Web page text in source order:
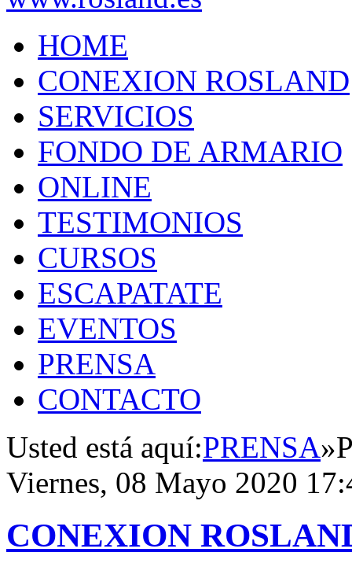
HOME
CONEXION ROSLAND
SERVICIOS
FONDO DE ARMARIO
ONLINE
TESTIMONIOS
CURSOS
ESCAPATATE
EVENTOS
PRENSA
CONTACTO
Usted está aquí:PRENSA»
Viernes, 08 Mayo 2020
CONEXION